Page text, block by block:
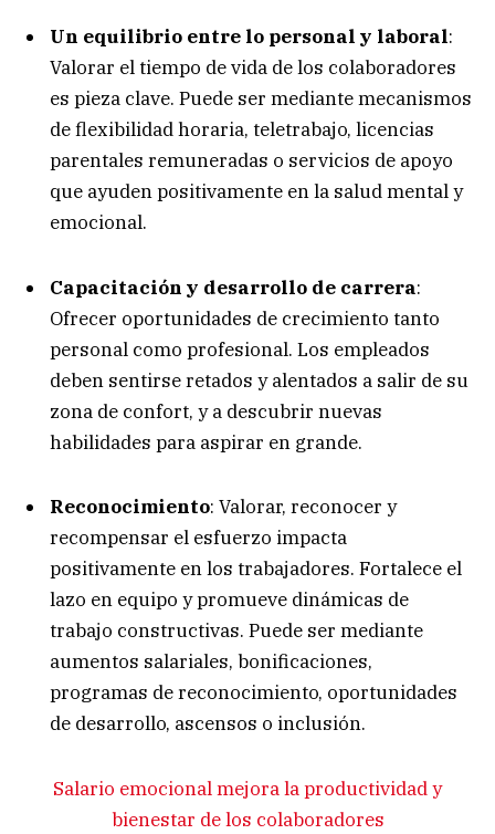
Un equilibrio entre lo personal y laboral:
Valorar el tiempo de vida de los colaboradores
es pieza clave. Puede ser mediante mecanismos
de flexibilidad horaria, teletrabajo, licencias
parentales remuneradas o servicios de apoyo
que ayuden positivamente en la salud mental y
emocional.
Capacitación y desarrollo de carrera:
Ofrecer oportunidades de crecimiento tanto
personal como profesional. Los empleados
deben sentirse retados y alentados a salir de su
zona de confort, y a descubrir nuevas
habilidades para aspirar en grande.
Reconocimiento: Valorar, reconocer y
recompensar el esfuerzo impacta
positivamente en los trabajadores. Fortalece el
lazo en equipo y promueve dinámicas de
trabajo constructivas. Puede ser mediante
aumentos salariales, bonificaciones,
programas de reconocimiento, oportunidades
de desarrollo, ascensos o inclusión.
Salario emocional mejora la productividad y
bienestar de los colaboradores